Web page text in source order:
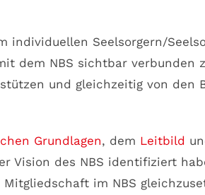
individuellen Seelsorgern/
dem NBS sichtbar verbunden
und gleichzeitig von den
Grundlagen, dem Leitbild
Vision des NBS identifiziert
im NBS